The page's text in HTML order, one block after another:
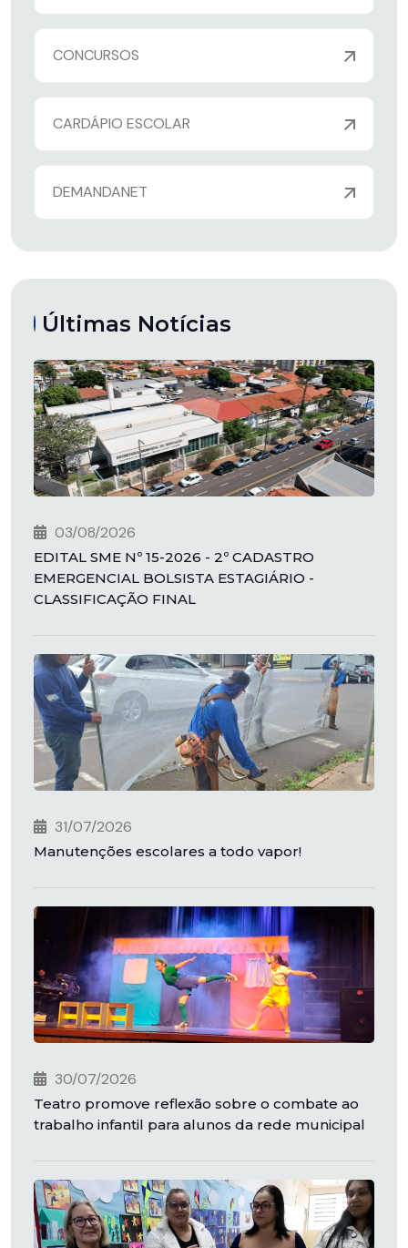
CONCURSOS
CARDÁPIO ESCOLAR
DEMANDANET
Últimas Notícias
03/08/2026
EDITAL SME Nº 15-2026 - 2º CADASTRO
EMERGENCIAL BOLSISTA ESTAGIÁRIO -
CLASSIFICAÇÃO FINAL
31/07/2026
Manutenções escolares a todo vapor!
30/07/2026
Teatro promove reflexão sobre o combate ao
trabalho infantil para alunos da rede municipal